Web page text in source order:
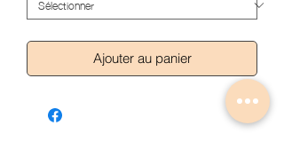
Ajouter au panier